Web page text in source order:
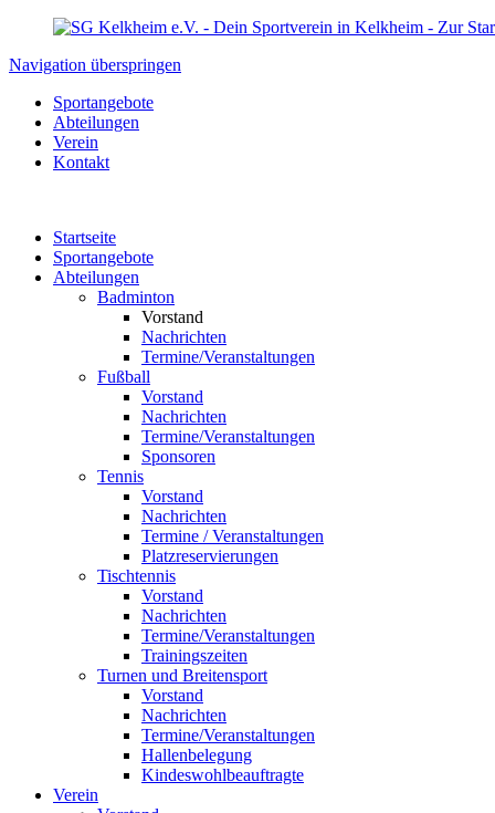
Navigation überspringen
Sportangebote
Abteilungen
Verein
Kontakt
Startseite
Sportangebote
Abteilungen
Badminton
Vorstand
Nachrichten
Termine/Veranstaltungen
Fußball
Vorstand
Nachrichten
Termine/Veranstaltungen
Sponsoren
Tennis
Vorstand
Nachrichten
Termine / Veranstaltungen
Platzreservierungen
Tischtennis
Vorstand
Nachrichten
Termine/Veranstaltungen
Trainingszeiten
Turnen und Breitensport
Vorstand
Nachrichten
Termine/Veranstaltungen
Hallenbelegung
Kindeswohlbeauftragte
Verein